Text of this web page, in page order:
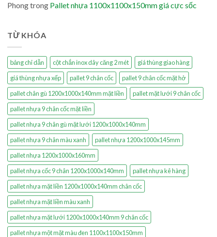
Phongtrong Pallet nhựa 1100x1100x150mm giá cực sốc
TỪ KHÓA
bảng chỉ dẫn cột chắn inox dây căng 2 mét
giá thùng giao hàng
giá thùng nhựa xếp
pallet 9 chân cốc
pallet 9 chân cốc mặt hở
pallet chân gù 1200x1000x140mm mặt liền
pallet mặt lưới 9 chân cốc
pallet nhựa 9 chân cốc mặt liền
pallet nhựa 9 chân gù mặt lưới 1200x1000x140mm
pallet nhựa 9 chân màu xanh
pallet nhựa 1200x1000x145mm
pallet nhựa 1200x1000x160mm
pallet nhựa cốc 9 chân 1200x1000x140mm
pallet nhựa kê hàng
pallet nhựa mặt liền 1200x1000x140mm chân cốc
pallet nhựa mặt liền màu xanh
pallet nhựa mặt lưới 1200x1000x140mm 9 chân cốc
pallet nhựa một mặt màu đen 1100x1100x150mm